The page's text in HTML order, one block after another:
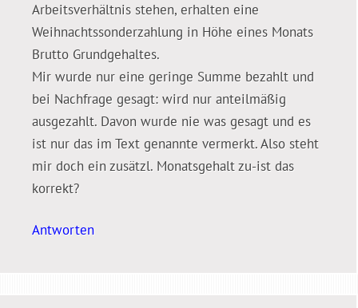
Arbeitsverhältnis stehen, erhalten eine
Weihnachtssonderzahlung in Höhe eines Monats
Brutto Grundgehaltes.
Mir wurde nur eine geringe Summe bezahlt und
bei Nachfrage gesagt: wird nur anteilmäßig
ausgezahlt. Davon wurde nie was gesagt und es
ist nur das im Text genannte vermerkt. Also steht
mir doch ein zusätzl. Monatsgehalt zu-ist das
korrekt?
Antworten